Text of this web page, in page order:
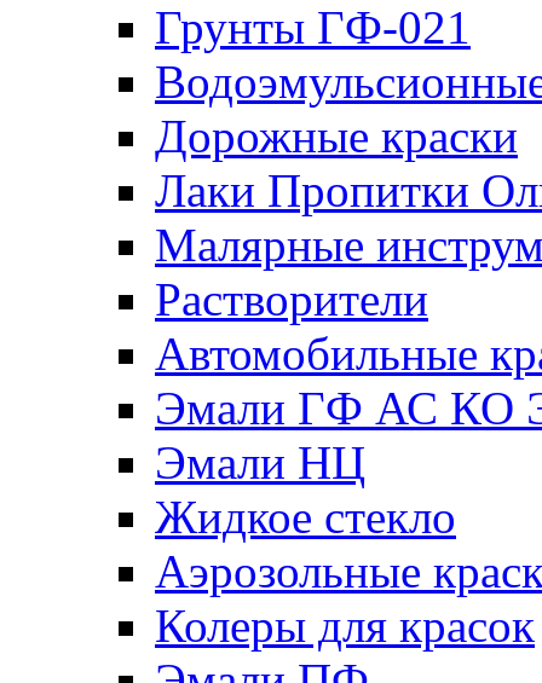
Грунты ГФ-021
Дорожные краски
Лаки Пропитки
Малярные
Растворители
Автомобильные
Эмали ГФ АС КО
Эмали НЦ
Жидкое стекло
Аэрозольные
Колеры для красок